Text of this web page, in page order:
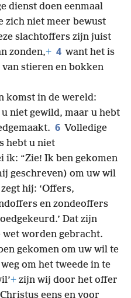
dienst doen eenmaal
zich niet meer bewust
slachtoffers zijn juist
zonden,+ 4 want het is
stieren en bokken
komst in de wereld:
niet gewild, maar u hebt
6 Volledige
hebt u niet
ik: “Zie! Ik ben gekomen
geschreven) om uw wil
hij: ‘Offers,
en zondeoffers
Dat zijn
worden gebracht.
gekomen om uw wil te
om het tweede in te
+ zijn wij door het offer
eens en voor